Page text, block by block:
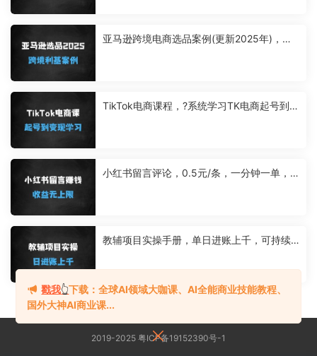
亚马逊跨境电商选品案例(更新2025年)，跨
TikTok电商课程，?系统学习TK电商起号到变
小红书留言评论，0.5元/条，一分钟一单，
教辅项目实操手册，单日进账上千，可持续
2019-2025 粤ICP备19152390号-1
戳我👆下载：全球AI领域大咖课、AI全能商业技能教程、
国外大神AI商业课...